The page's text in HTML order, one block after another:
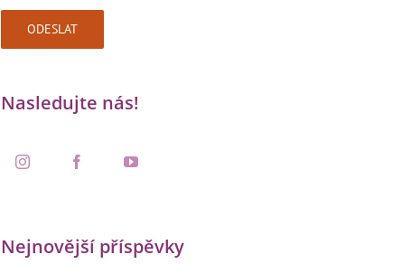
Nasledujte nás!
Nejnovější příspěvky